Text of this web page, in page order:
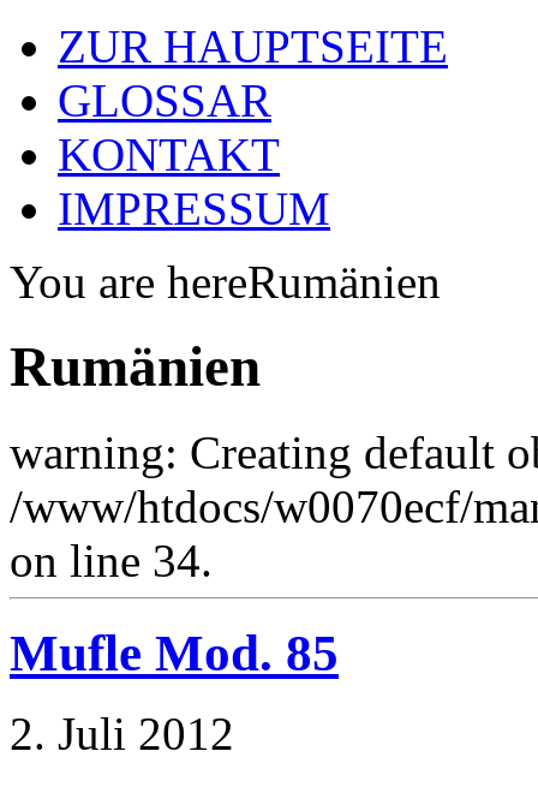
ZUR HAUPTSEITE
GLOSSAR
KONTAKT
IMPRESSUM
You are hereRumänien
Rumänien
warning: Creating default
/www/htdocs/w0070ecf/
on line 34.
Mufle Mod. 85
2. Juli 2012